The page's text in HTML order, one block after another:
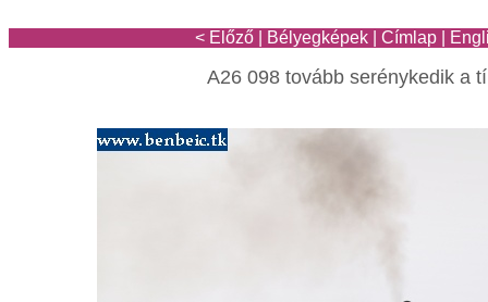
< Előző Bélyegképek Címlap
A26 098 tovább serénykedik a